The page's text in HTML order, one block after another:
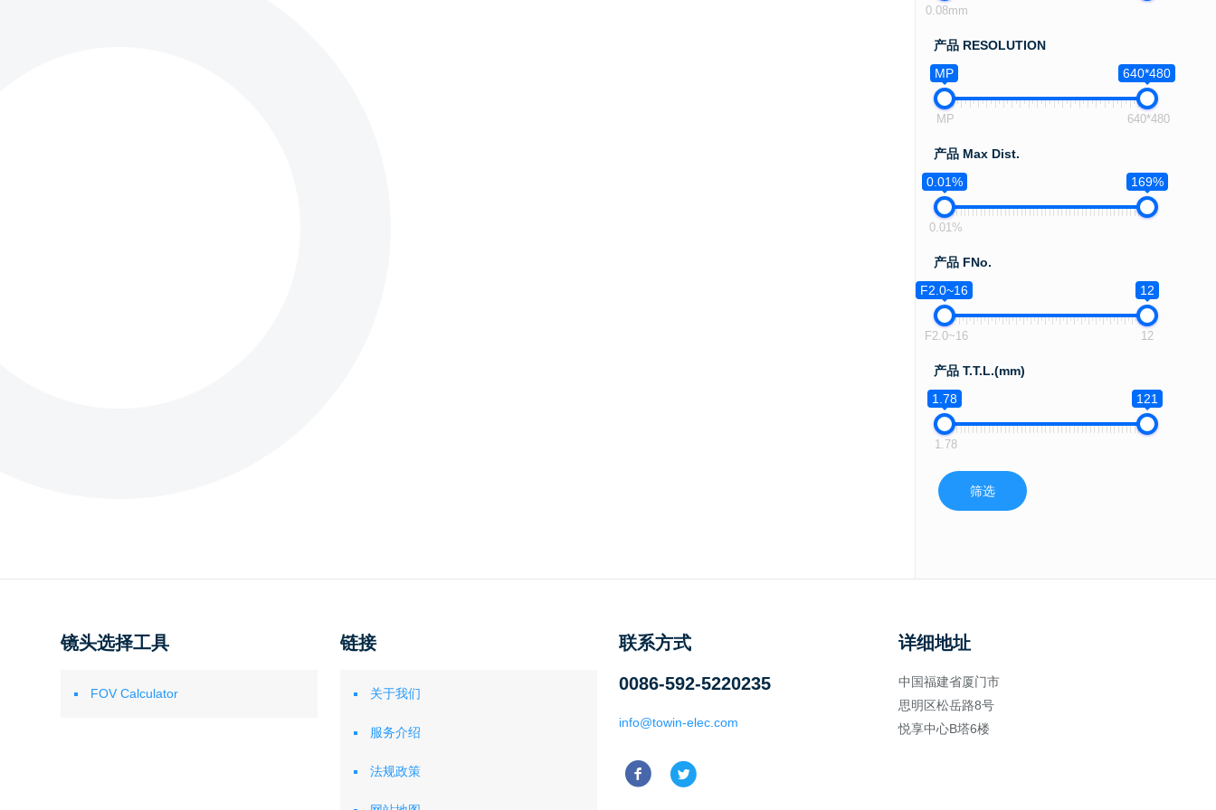
0.08mm
产品 RESOLUTION
MP
640*480
MP 640*480
产品 Max Dist.
0.01%
169%
0.01%
产品 FNo.
F2.0~16
12
F2.0~16 12
产品 T.T.L.(mm)
1.78
121
1.78
筛选
镜头选择工具
FOV Calculator
链接
关于我们
服务介绍
法规政策
联系方式
0086-592-5220235
info@towin-elec.com
详细地址
中国福建省厦门市
思明区松岳路8号
悦享中心B塔6楼